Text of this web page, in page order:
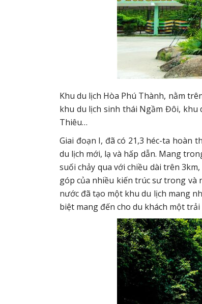
Khu du lịch Hòa Phú Thành, nằm
khu du lịch sinh thái Ngầm Đôi, khu
Thiêu…
Giai đoạn I, đã có 21,3 héc-ta hoàn
du lịch mới, lạ và hấp dẫn. Mang
suối chảy qua với chiều dài trên
góp của nhiều kiến trúc sư trong
nước đã tạo một khu du lịch mang
biệt mang đến cho du khách một